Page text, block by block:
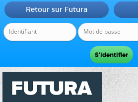
Retour sur Futura